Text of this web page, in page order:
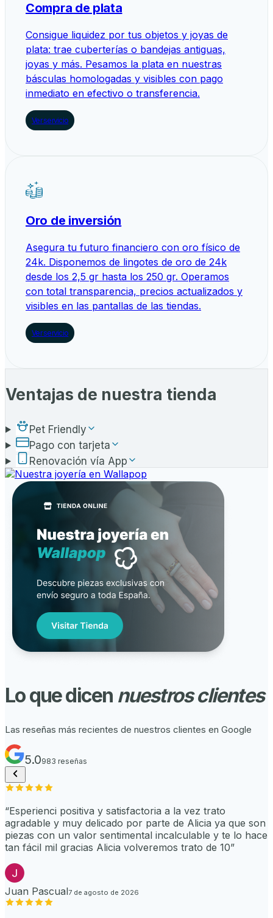
Compra de plata
Consigue liquidez por tus objetos y joyas de
plata: trae cuberterías o bandejas antiguas,
joyas y más. Pesamos la plata en nuestras
básculas homologadas y visibles con pago
inmediato en efectivo o transferencia.
Ver servicio
Oro de inversión
Asegura tu futuro financiero con oro físico de
24k. Disponemos de lingotes de oro de 24k
desde los 2,5 gr hasta los 250 gr. Operamos
con total transparencia, precios actualizados y
visibles en las pantallas de las tiendas.
Ver servicio
Ventajas de nuestra tienda
Pet Friendly
Pago con tarjeta
Renovación vía App
Lo que dicen nuestros clientes
Las reseñas más recientes de nuestros clientes en Google
5.0983 reseñas
“Esperienci positiva y satisfactoria a la vez trato
agradable y muy delicado por parte de Alicia ya que son
piezas con un valor sentimental incalculable y te lo hace
tan fácil mil gracias Alicia volveremos trato de 10”
Juan Pascual7 de agosto de 2026